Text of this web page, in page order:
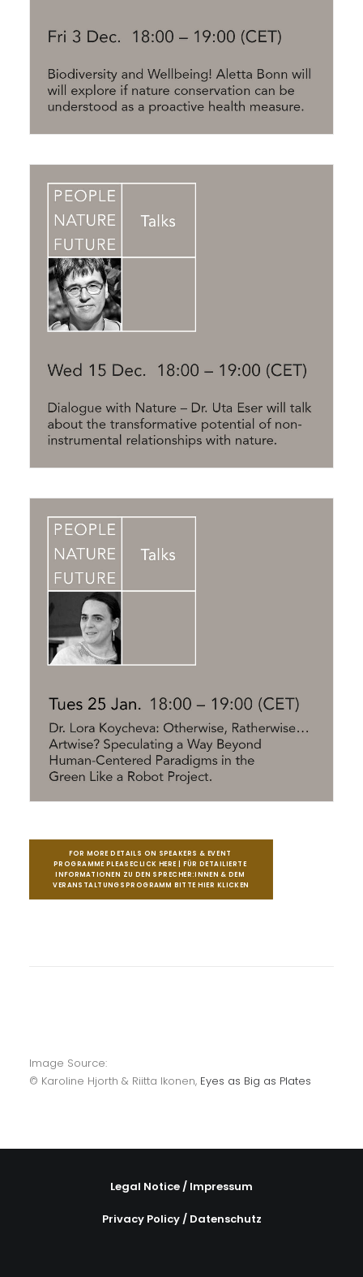
FOR MORE DETAILS ON SPEAKERS & EVENT
PROGRAMME PLEASECLICK HERE | FÜR DETAILIERTE
INFORMATIONEN ZU DEN SPRECHER:INNEN & DEM
VERANSTALTUNGSPROGRAMM BITTE HIER KLICKEN
Image Source:
© Karoline Hjorth & Riitta Ikonen, Eyes as Big as Plates
Legal Notice / Impressum
Privacy Policy / Datenschutz